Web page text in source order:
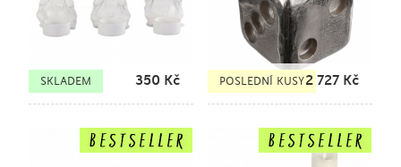
SKLADEM 350 Kč POSLEDNÍ KUSY2 727 Kč